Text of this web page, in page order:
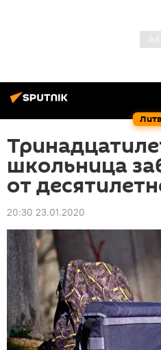
школьница
от
20:30 23.01.2020